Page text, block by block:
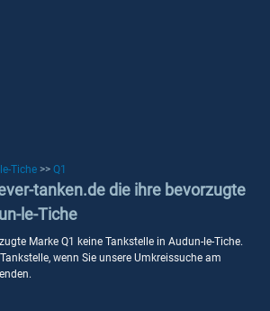
Tiche >> Q1
tanken.de die ihre bevorzugte
le-Tiche
Marke Q1 keine Tankstelle in Audun-le-Tiche.
wenn Sie unsere Umkreissuche am